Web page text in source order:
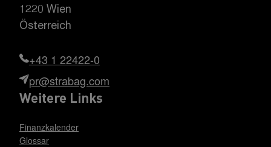
1220 Wien
Österreich
+43 1 22422-0
pr@strabag.com
Weitere Links
Finanzkalender
Glossar